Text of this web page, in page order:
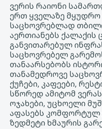
ვერის რაიონი
ერთ ყველაზე
საცხოვრებლად
აერთიანებს ქალაქის
განვითარებულ
საცხოვრებელ
თანაარსებობს
თანამედროვე
ქუჩები, კაფეები,
სწორედ ამიტომ
ოჯახები, უცხოელი
აფასებს კომფორტულ
ზედმეტი ხმაურის